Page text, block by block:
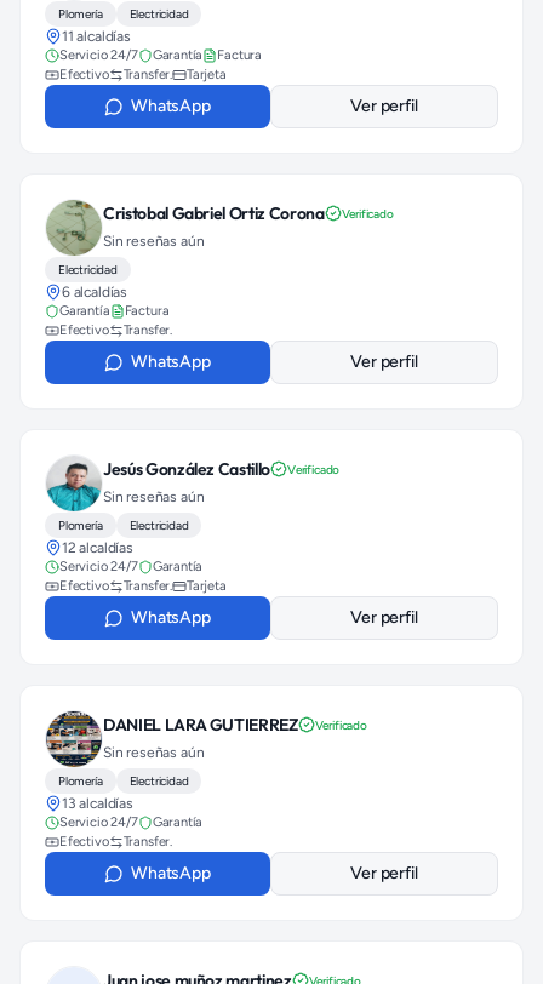
Plomería Electricidad
11 alcaldías
Servicio 24/7 Garantía
Factura
Efectivo
Transfer. Tarjeta
WhatsApp Ver perfil
Cristobal Gabriel Ortiz Corona Verificado
Sin reseñas aún
Electricidad
6 alcaldías
Garantía
Factura
Efectivo
Transfer.
WhatsApp Ver perfil
Jesús González Castillo Verificado
Sin reseñas aún
Plomería Electricidad
12 alcaldías
Servicio 24/7
Garantía
Efectivo
Transfer. Tarjeta
WhatsApp Ver perfil
DANIEL LARA GUTIERREZ Verificado
Sin reseñas aún
Plomería Electricidad
13 alcaldías
Servicio 24/7
Garantía
Efectivo
Transfer.
WhatsApp Ver perfil
Verificado